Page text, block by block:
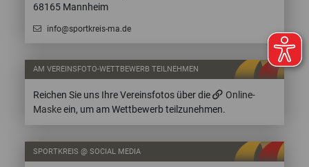
68165 Mannheim
info@sportkreis-ma.de
AM VEREINSFOTO-WETTBEWERB TEILNEHMEN
Reichen Sie uns Ihre Vereinsfotos über die
Online-
Maskeein, um am Wettbewerb teilzunehmen.
SPORTKREIS @ SOCIAL MEDIA